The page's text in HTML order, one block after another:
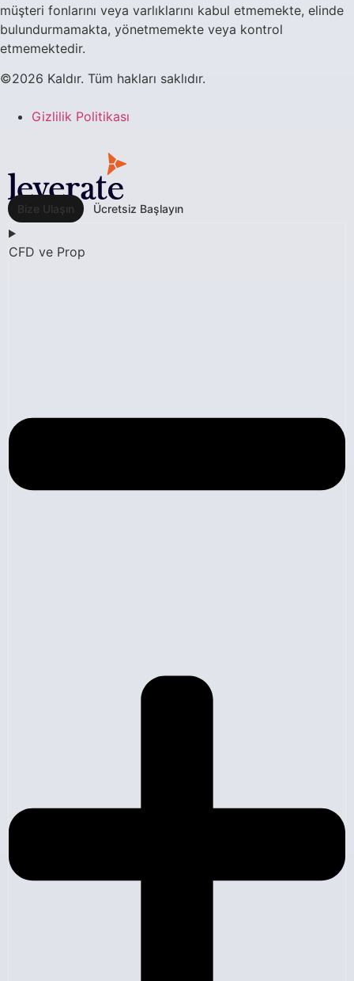
müşteri fonlarını veya varlıklarını kabul etmemekte, elinde
bulundurmamakta, yönetmemekte veya kontrol
etmemektedir.
©2026 Kaldır. Tüm hakları saklıdır.
Gizlilik Politikası
Bize Ulaşın Ücretsiz Başlayın
CFD ve Prop